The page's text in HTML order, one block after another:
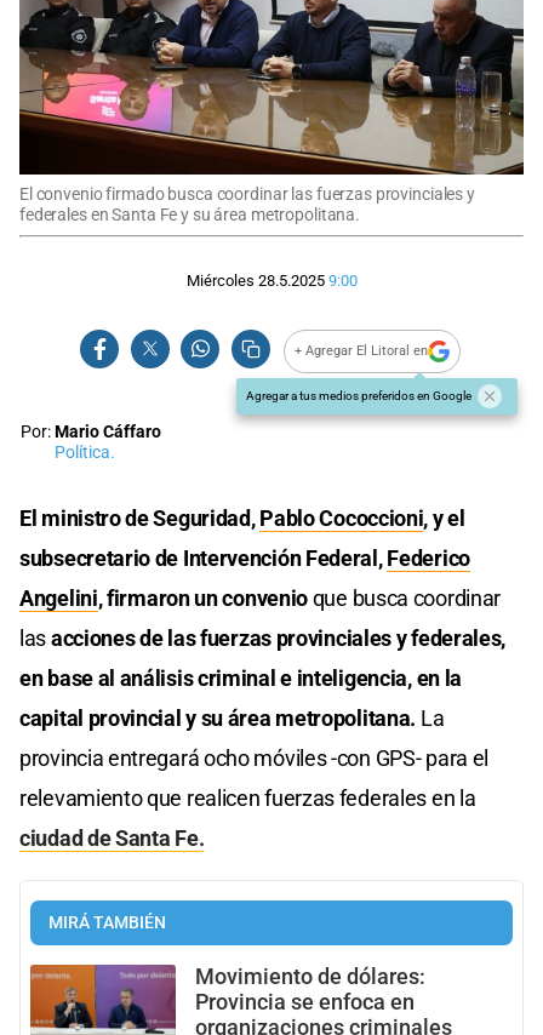
El convenio firmado busca coordinar las fuerzas provinciales y
federales en Santa Fe y su área metropolitana.
Miércoles 28.5.2025 9:00
+ Agregar El Litoral en
Agregar a tus medios preferidos en Google
Por:Mario Cáffaro
Política.
El ministro de Seguridad,Pablo Cococcioni, y el
subsecretario de Intervención Federal,Federico
Angelini, firmaron un convenioque busca coordinar
lasacciones de las fuerzas provinciales y federales,
en base al análisis criminal e inteligencia, en la
capital provincial y su área metropolitana. La
provincia entregará ocho móviles -con GPS- para el
relevamiento que realicen fuerzas federales en la
ciudad de Santa Fe.
MIRÁ TAMBIÉN
Movimiento de dólares:
Provincia se enfoca en
organizaciones criminales